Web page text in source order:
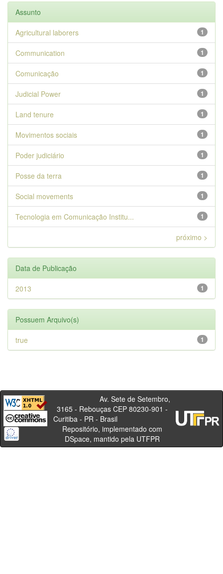
Assunto
1
Agricultural laborers
1
Communication
1
Comunicação
1
Judicial Power
1
Land tenure
1
Movimentos sociais
1
Poder judiciário
1
Posse da terra
1
Social movements
1
Tecnologia em Comunicação Institu...
próximo >
Data de Publicação
1
2013
Possuem Arquivo(s)
1
true
Av. Sete de Setembro,
3165 - Rebouças CEP 80230-901 -
Curitiba - PR - Brasil
Repositório, implementado com
DSpace, mantido pela UTFPR